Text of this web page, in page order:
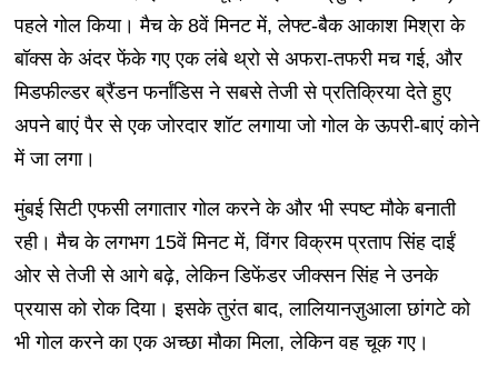
पहले गोल किया। मैच के 8वें मिनट में, लेफ्ट-बैक आकाश मिश्रा के
बॉक्स के अंदर फेंके गए एक लंबे थ्रो से अफरा-तफरी मच गई, और
मिडफील्डर ब्रैंडन फर्नांडिस ने सबसे तेजी से प्रतिक्रिया देते हुए
अपने बाएं पैर से एक जोरदार शॉट लगाया जो गोल के ऊपरी-बाएं कोने
में जा लगा।
मुंबई सिटी एफसी लगातार गोल करने के और भी स्पष्ट मौके बनाती
रही। मैच के लगभग 15वें मिनट में, विंगर विक्रम प्रताप सिंह दाईं
ओर से तेजी से आगे बढ़े, लेकिन डिफेंडर जीक्सन सिंह ने उनके
प्रयास को रोक दिया। इसके तुरंत बाद, लालियानज़ुआला छांगटे को
भी गोल करने का एक अच्छा मौका मिला, लेकिन वह चूक गए।